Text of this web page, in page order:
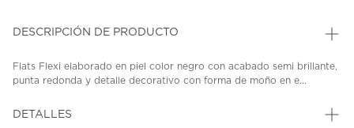
DESCRIPCIÓN DE PRODUCTO
Flats Flexi elaborado en piel color negro con acabado semi brillante,
punta redonda y detalle decorativo con forma de moño en e...
DETALLES